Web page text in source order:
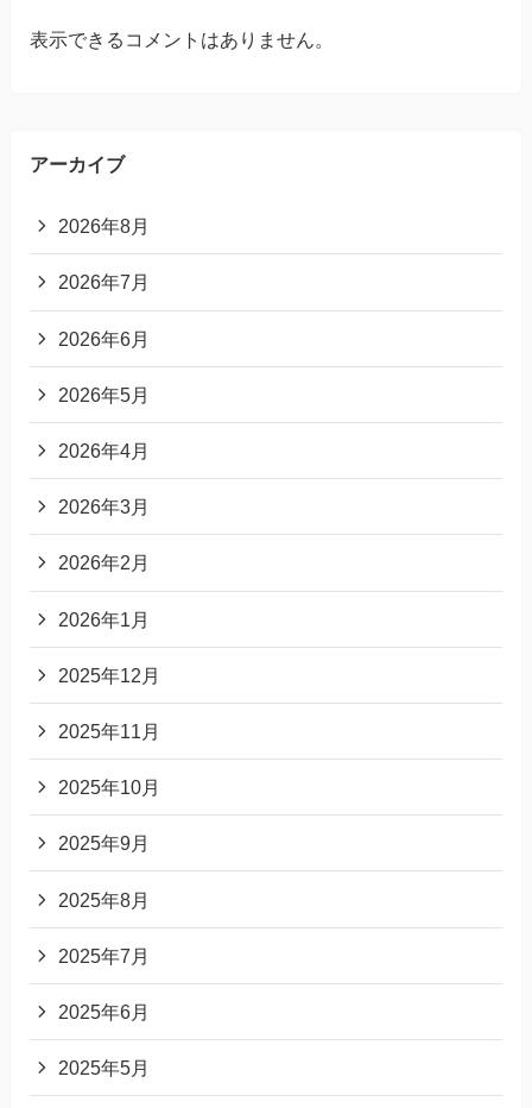
表示できるコメントはありません。
アーカイブ
2026年8月
2026年7月
2026年6月
2026年5月
2026年4月
2026年3月
2026年2月
2026年1月
2025年12月
2025年11月
2025年10月
2025年9月
2025年8月
2025年7月
2025年6月
2025年5月